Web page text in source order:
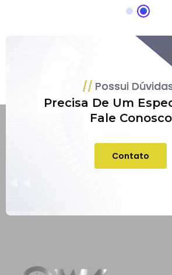
Possui
Precisa De Um
Fale Conosco
Contato